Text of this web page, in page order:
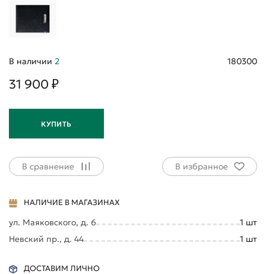
В наличии 2 180300
31 900 ₽
КУПИТЬ
В сравнение В избранное
НАЛИЧИЕ В МАГАЗИНАХ
ул. Маяковского, д. 6 1 шт
Невский пр., д. 44
1 шт
ДОСТАВИМ ЛИЧНО